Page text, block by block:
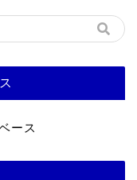
ース